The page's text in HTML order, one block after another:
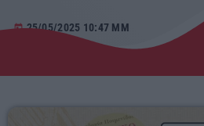
07:00 - 08:00
ΕΡΚΟ
today 25/05/2025 10:47 ΜΜ